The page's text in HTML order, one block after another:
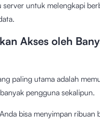
server untuk melengkapi
Akses oleh
paling utama adalah
pengguna sekalipun.
Anda bisa menyimpan ribuan